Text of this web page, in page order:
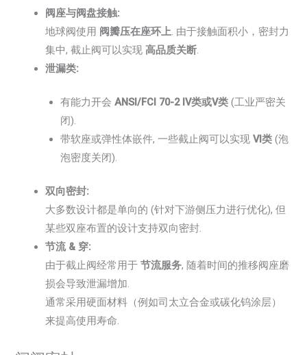
阀座与阀盘接触:
地球阀使用 阀瓣压在座环上. 由于接触面积小，密封力
集中, 截止阀可以实现高品质关断.
泄漏类:
有能力开会ANSI/FCI 70-2 IV类或V类 (工业严密关
闭).
带软座或弹性体嵌件, 一些截止阀可以实现VI类 (泡
泡密度关闭).
双向密封:
大多数设计都是单向的 (针对下游侧压力进行优化), 但
某些双座布置的设计支持双向密封.
节流 & 穿:
由于截止阀经常用于节流服务, 随着时间的推移阀座磨
损会导致泄漏增加.
通常采用硬面材料（例如司太立合金或碳化钨涂层）
来提高使用寿命.